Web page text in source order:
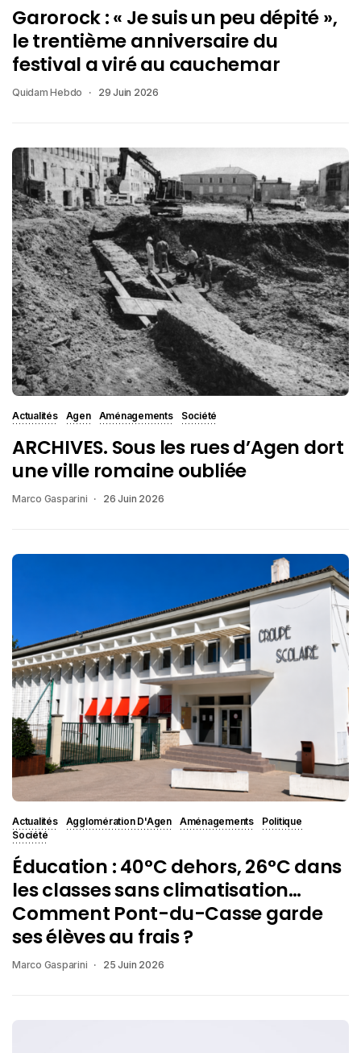
Garorock : « Je suis un peu dépité »,
le trentième anniversaire du
festival a viré au cauchemar
Quidam Hebdo 29 Juin 2026
Actualités Agen Aménagements Société
ARCHIVES. Sous les rues d’Agen dort
une ville romaine oubliée
Marco Gasparini 26 Juin 2026
Actualités Agglomération D'Agen Aménagements
Politique
Société
Éducation : 40°C dehors, 26°C dans
les classes sans climatisation…
Comment Pont-du-Casse garde
ses élèves au frais ?
Marco Gasparini 25 Juin 2026